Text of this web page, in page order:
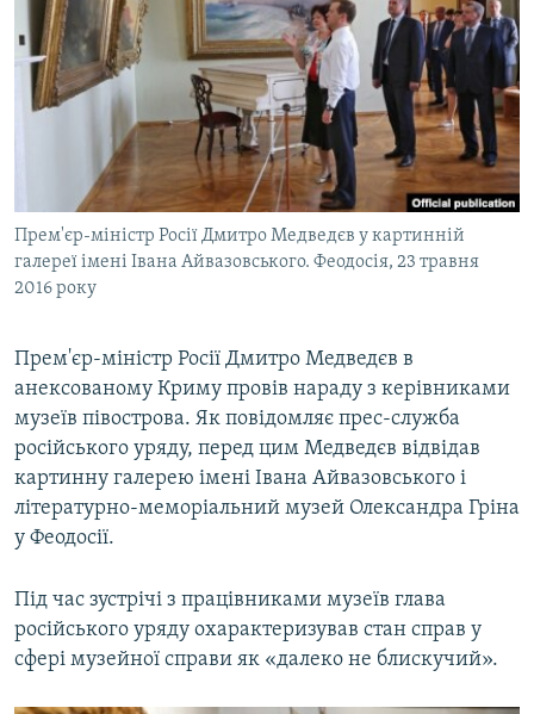
СПЕЦПРОЕКТИ
ДЕПОРТАЦІЯ
ВІДЕОУРОКИ «ELIFBE»
СВІДЧЕННЯ ОКУПАЦІЇ
УКРАЇНСЬКА ПРОБЛЕМА КРИМУ
ІНФОГРАФІКА
ЯК ОБІЙТИ БЛОКУВАННЯ
Qırımtatar
ДОЛУЧАЙСЯ!
Усі сайти RFE/RL
Прем'єр-міністр Росії Дмитро Медведєв у картинній
галереї імені Івана Айвазовського. Феодосія, 23 травня
2016 року
Прем'єр-міністр Росії Дмитро Медведєв в
анексованому Криму провів нараду з керівниками
музеїв півострова. Як повідомляє прес-служба
російського уряду, перед цим Медведєв відвідав
картинну галерею імені Івана Айвазовського і
літературно-меморіальний музей Олександра Гріна
у Феодосії.
Під час зустрічі з працівниками музеїв глава
російського уряду охарактеризував стан справ у
сфері музейної справи як «далеко не блискучий».